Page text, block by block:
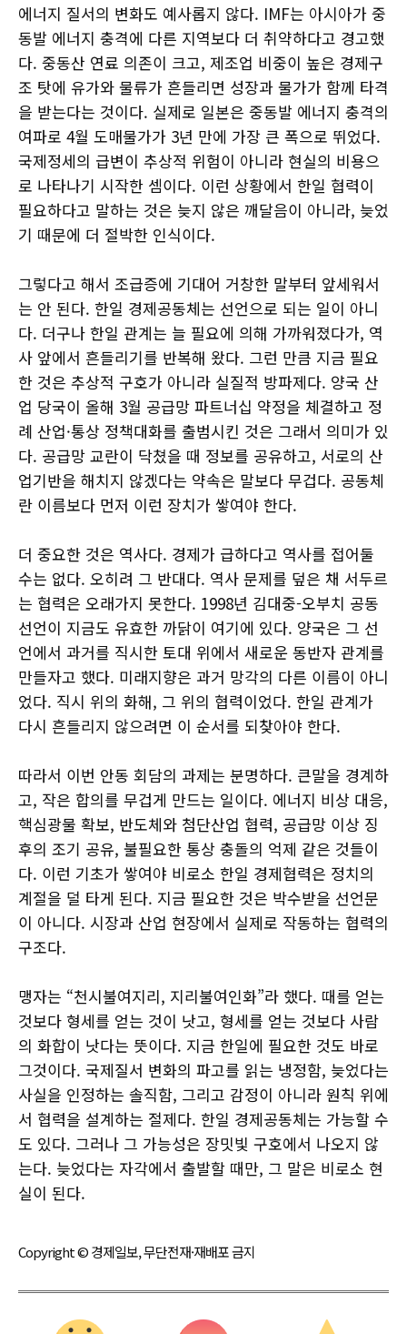
에너지 질서의 변화도 예사롭지 않다. IMF는 아시아가 중
동발 에너지 충격에 다른 지역보다 더 취약하다고 경고했
다. 중동산 연료 의존이 크고, 제조업 비중이 높은 경제구
조 탓에 유가와 물류가 흔들리면 성장과 물가가 함께 타격
을 받는다는 것이다. 실제로 일본은 중동발 에너지 충격의
여파로 4월 도매물가가 3년 만에 가장 큰 폭으로 뛰었다.
국제정세의 급변이 추상적 위험이 아니라 현실의 비용으
로 나타나기 시작한 셈이다. 이런 상황에서 한일 협력이
필요하다고 말하는 것은 늦지 않은 깨달음이 아니라, 늦었
기 때문에 더 절박한 인식이다.
그렇다고 해서 조급증에 기대어 거창한 말부터 앞세워서
는 안 된다. 한일 경제공동체는 선언으로 되는 일이 아니
다. 더구나 한일 관계는 늘 필요에 의해 가까워졌다가, 역
사 앞에서 흔들리기를 반복해 왔다. 그런 만큼 지금 필요
한 것은 추상적 구호가 아니라 실질적 방파제다. 양국 산
업 당국이 올해 3월 공급망 파트너십 약정을 체결하고 정
례 산업·통상 정책대화를 출범시킨 것은 그래서 의미가 있
다. 공급망 교란이 닥쳤을 때 정보를 공유하고, 서로의 산
업기반을 해치지 않겠다는 약속은 말보다 무겁다. 공동체
란 이름보다 먼저 이런 장치가 쌓여야 한다.
더 중요한 것은 역사다. 경제가 급하다고 역사를 접어둘
수는 없다. 오히려 그 반대다. 역사 문제를 덮은 채 서두르
는 협력은 오래가지 못한다. 1998년 김대중-오부치 공동
선언이 지금도 유효한 까닭이 여기에 있다. 양국은 그 선
언에서 과거를 직시한 토대 위에서 새로운 동반자 관계를
만들자고 했다. 미래지향은 과거 망각의 다른 이름이 아니
었다. 직시 위의 화해, 그 위의 협력이었다. 한일 관계가
다시 흔들리지 않으려면 이 순서를 되찾아야 한다.
따라서 이번 안동 회담의 과제는 분명하다. 큰말을 경계하
고, 작은 합의를 무겁게 만드는 일이다. 에너지 비상 대응,
핵심광물 확보, 반도체와 첨단산업 협력, 공급망 이상 징
후의 조기 공유, 불필요한 통상 충돌의 억제 같은 것들이
다. 이런 기초가 쌓여야 비로소 한일 경제협력은 정치의
계절을 덜 타게 된다. 지금 필요한 것은 박수받을 선언문
이 아니다. 시장과 산업 현장에서 실제로 작동하는 협력의
구조다.
맹자는 “천시불여지리, 지리불여인화”라 했다. 때를 얻는
것보다 형세를 얻는 것이 낫고, 형세를 얻는 것보다 사람
의 화합이 낫다는 뜻이다. 지금 한일에 필요한 것도 바로
그것이다. 국제질서 변화의 파고를 읽는 냉정함, 늦었다는
사실을 인정하는 솔직함, 그리고 감정이 아니라 원칙 위에
서 협력을 설계하는 절제다. 한일 경제공동체는 가능할 수
도 있다. 그러나 그 가능성은 장밋빛 구호에서 나오지 않
는다. 늦었다는 자각에서 출발할 때만, 그 말은 비로소 현
실이 된다.
Copyright © 경제일보, 무단전재·재배포 금지